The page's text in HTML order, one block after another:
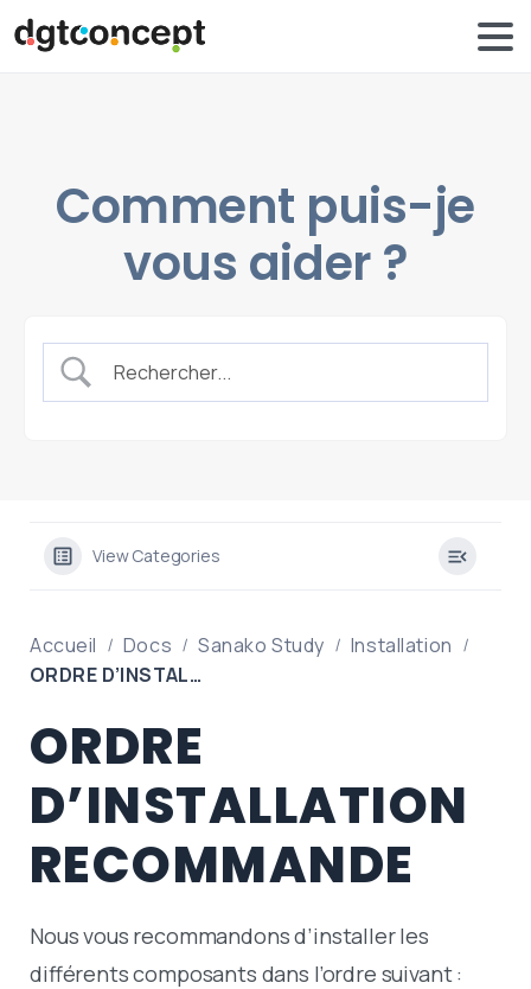
Comment puis-je
vous aider ?
View Categories
Accueil Docs Sanako Study
Installation
ORDRE D’INSTALLATION RECOMMANDE
ORDRE
D’INSTALLATION
RECOMMANDE
Nous vous recommandons d’installer les
différents composants dans l’ordre suivant :